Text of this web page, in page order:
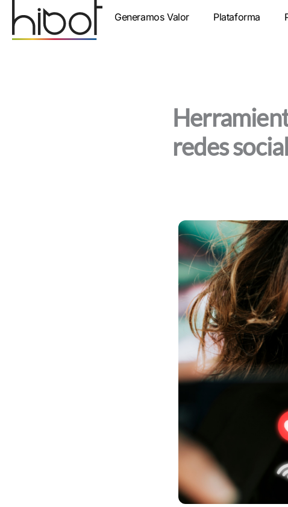
Generamos Valor Plataforma
redes